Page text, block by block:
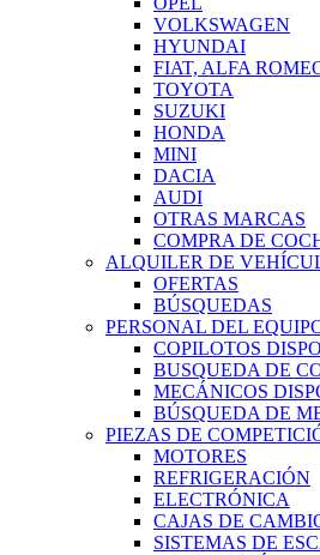
VOLKSWAGEN
HYUNDAI
FIAT, ALFA
TOYOTA
SUZUKI
HONDA
MINI
DACIA
AUDI
OTRAS MARCAS
COMPRA DE
ALQUILER DE
OFERTAS
BÚSQUEDAS
PERSONAL DEL
COPILOTOS
BUSQUEDA DE
MECÁNICOS
BÚSQUEDA DE
PIEZAS DE
MOTORES
REFRIGERACIÓN
ELECTRÓNICA
CAJAS DE
SISTEMAS DE